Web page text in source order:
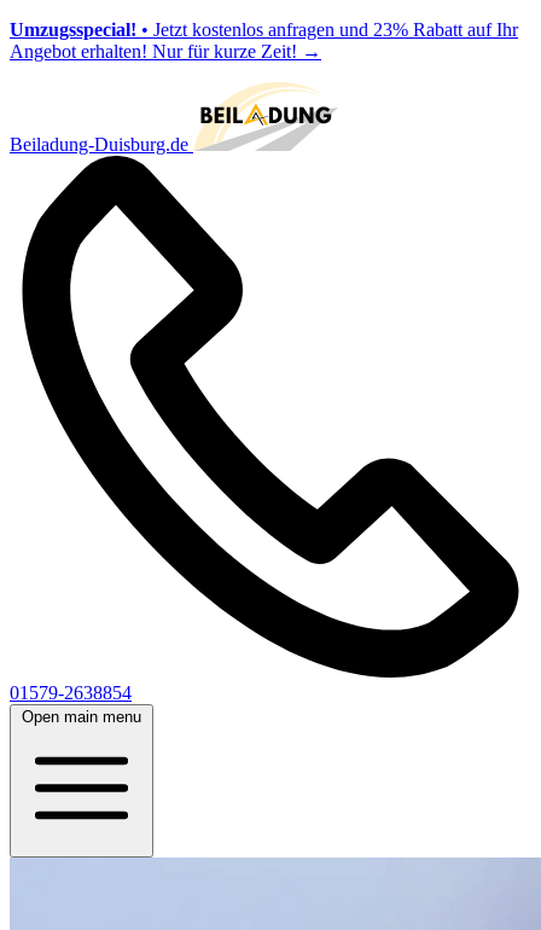
Umzugsspecial! • Jetzt kostenlos anfragen und 23% Rabatt auf Ihr
Angebot erhalten! Nur für kurze Zeit! →
Beiladung-Duisburg.de
01579-2638854
Open main menu